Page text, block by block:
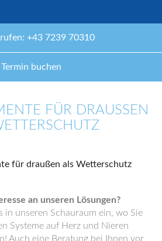
+43 7239 70310
Termin buchen
FÜR DRAUSSEN A
an unseren Lösungen?
in unseren Schauraum ein, wo Sie
Systeme auf Herz und Nieren
Auch eine Beratung bei Ihnen vor